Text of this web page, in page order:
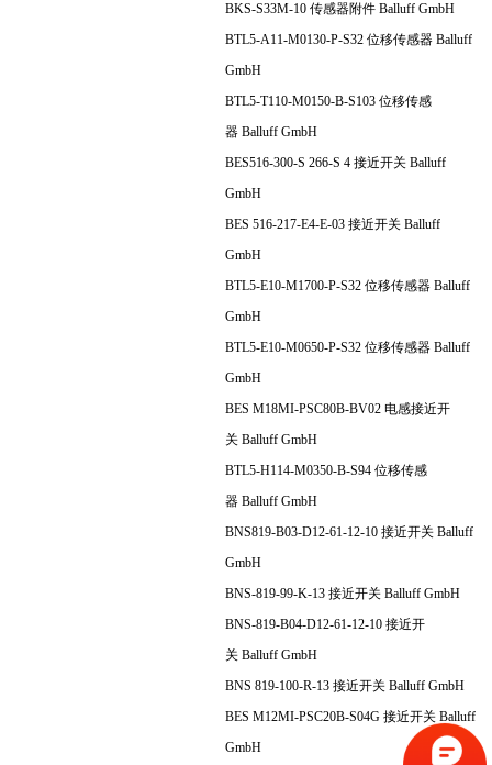
BKS-S33M-10 传感器附件 Balluff GmbH
BTL5-A11-M0130-P-S32 位移传感器 Balluff
GmbH
BTL5-T110-M0150-B-S103 位移传感
器 Balluff GmbH
BES516-300-S 266-S 4 接近开关 Balluff
GmbH
BES 516-217-E4-E-03 接近开关 Balluff
GmbH
BTL5-E10-M1700-P-S32 位移传感器 Balluff
GmbH
BTL5-E10-M0650-P-S32 位移传感器 Balluff
GmbH
BES M18MI-PSC80B-BV02 电感接近开
关 Balluff GmbH
BTL5-H114-M0350-B-S94 位移传感
器 Balluff GmbH
BNS819-B03-D12-61-12-10 接近开关 Balluff
GmbH
BNS-819-99-K-13 接近开关 Balluff GmbH
BNS-819-B04-D12-61-12-10 接近开
关 Balluff GmbH
BNS 819-100-R-13 接近开关 Balluff GmbH
BES M12MI-PSC20B-S04G 接近开关 Balluff
GmbH